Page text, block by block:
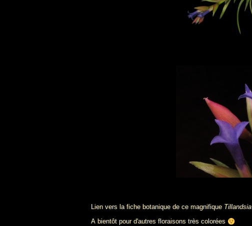
Lien vers la fiche botanique de ce magnifique Tillandsia
A bientôt pour d'autres floraisons très colorées